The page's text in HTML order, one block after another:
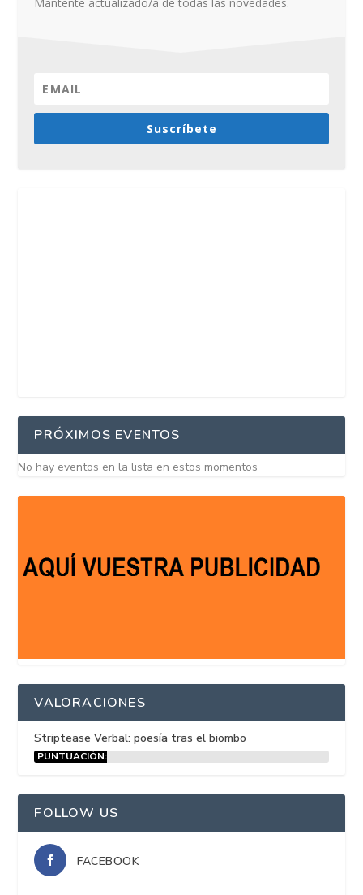
Suscríbete
PRÓXIMOS EVENTOS
No hay eventos en la lista en estos momentos
VALORACIONES
Striptease Verbal: poesía tras el biombo
PUNTUACIÓN:
FOLLOW US
FACEBOOK